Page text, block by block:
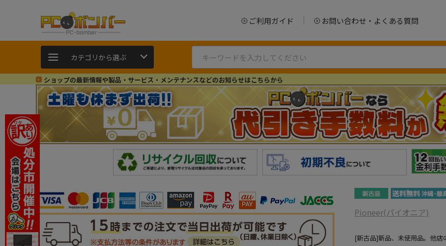
ご利用ガイド お問い合わせ・よくある質問
カテゴリから選ぶ
ショップの最新情報や製品・サービス・メンテナンスなどのお知らせはこちらから
Pioneer(パイオニア)
[新古品]新品、未使用品。他店